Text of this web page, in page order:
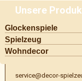
Unsere
Navigation
überspringen
Glockenspiele
Spielzeug
Wohndecor
Katalog
Kontakt
Tel.:+49(0)5845 988
Fax:+49(0)5845 988
service@decor-